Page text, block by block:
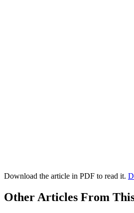
Download the article in PDF to read it.
Other Articles From